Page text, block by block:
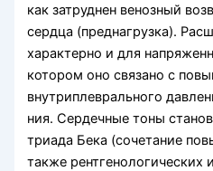
как затруднен венозный
сердца (преднагрузка).
характерно и для
котором оно связано с
внутриплеврального
ния. Сердечные тоны
триада Бека (сочетание
также рентгенологических